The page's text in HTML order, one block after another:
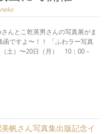
んとこ乾英男さんの写真展がま
ですよ〜！！ 「ふわラー写真
土）〜20日（月） 10：00－
帆さん写真集出版記念イ